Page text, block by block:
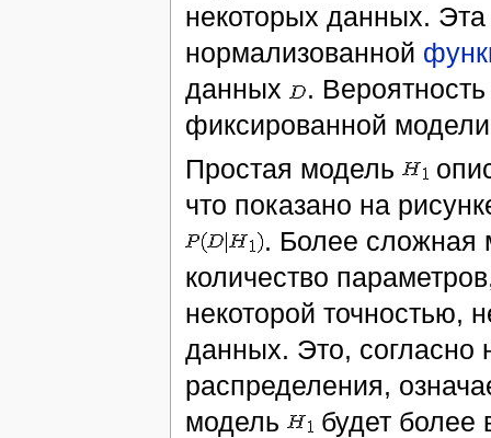
некоторых данных. Эта
нормализованной
данных
.
фиксированной
Простая модель
что показано на
. Более сложная
количество
некоторой точностью,
данных. Это, согласно
распределения,
модель
будет более